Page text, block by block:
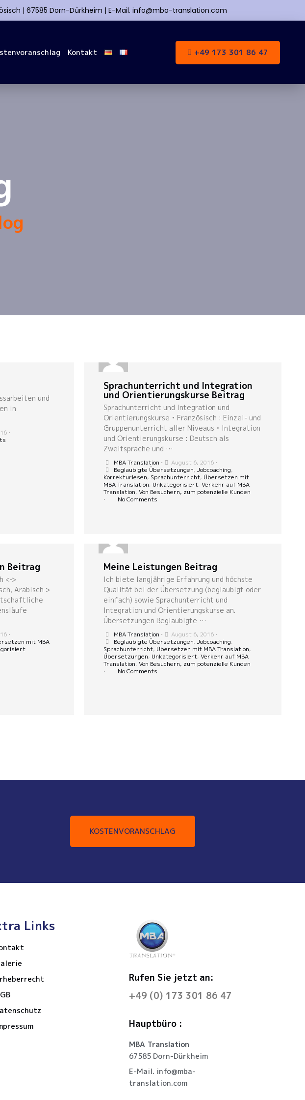
| 67585 Dorn-Dürkheim | E-Mail. info@mba-translation.com
Kontakt +49 173 301 86 47
und
in
•
Sprachunterricht und Integration
und Orientierungskurse Beitrag
Sprachunterricht und Integration und
Orientierungskurse • Französisch : Einzel- und
Gruppenunterricht aller Niveaus • Integration
und Orientierungskurse : Deutsch als
Zweitsprache und …
MBA Translation • August 6, 2016 •
Beglaubigte Übersetzungen,Jobcoaching,
Korrekturlesen, Sprachunterricht, Übersetzen mit
MBA Translation, Unkategorisiert,Verkehr auf MBA
Translation,Von Besuchern, zum potenzielle Kunden
•
No Comments
Beitrag
<->
Arabisch >
•
mit MBA
Meine Leistungen Beitrag
Ich biete langjährige Erfahrung und höchste
Qualität bei der Übersetzung (beglaubigt oder
einfach) sowie Sprachunterricht und
Integration und Orientierungskurse an.
Übersetzungen Beglaubigte …
MBA Translation • August 6, 2016 •
Beglaubigte Übersetzungen,Jobcoaching,
Sprachunterricht, Übersetzen mit MBA Translation,
Übersetzungen, Unkategorisiert,Verkehr auf MBA
Translation,Von Besuchern, zum potenzielle Kunden
•
No Comments
KOSTENVORANSCHLAG
Links
Rufen Sie jetzt an:
+49 (0) 173 301 86 47
Hauptbüro :
MBA Translation
67585 Dorn-Dürkheim
E-Mail. info@mba-
translation.com